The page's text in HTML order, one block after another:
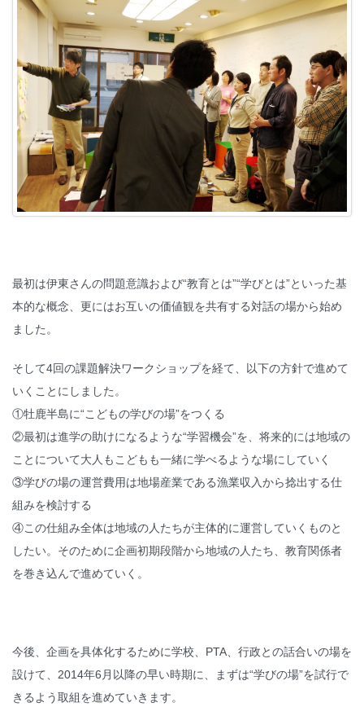
最初は伊東さんの問題意識および“教育とは”“学びとは”といった基
本的な概念、更にはお互いの価値観を共有する対話の場から始め
ました。
そして4回の課題解決ワークショップを経て、以下の方針で進めて
いくことにしました。
①牡鹿半島に“こどもの学びの場”をつくる
②最初は進学の助けになるような“学習機会”を、将来的には地域の
ことについて大人もこどもも一緒に学べるような場にしていく
③学びの場の運営費用は地場産業である漁業収入から捻出する仕
組みを検討する
④この仕組み全体は地域の人たちが主体的に運営していくものと
したい。そのために企画初期段階から地域の人たち、教育関係者
を巻き込んで進めていく。
今後、企画を具体化するために学校、PTA、行政との話合いの場を
設けて、2014年6月以降の早い時期に、まずは“学びの場”を試行で
きるよう取組を進めていきます。